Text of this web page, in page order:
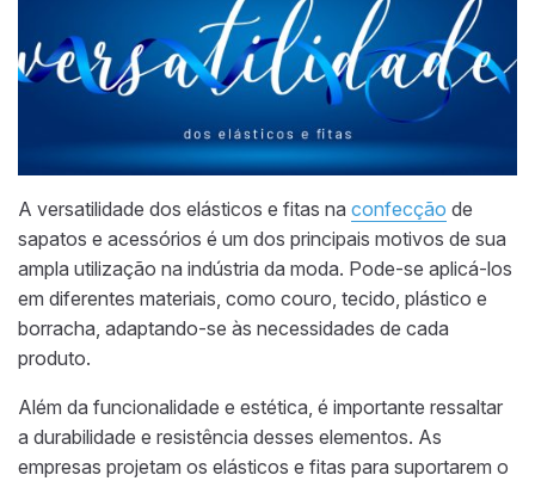
A versatilidade dos elásticos e fitas na confecção de
sapatos e acessórios é um dos principais motivos de sua
ampla utilização na indústria da moda. Pode-se aplicá-los
em diferentes materiais, como couro, tecido, plástico e
borracha, adaptando-se às necessidades de cada
produto.
Além da funcionalidade e estética, é importante ressaltar
a durabilidade e resistência desses elementos. As
empresas projetam os elásticos e fitas para suportarem o